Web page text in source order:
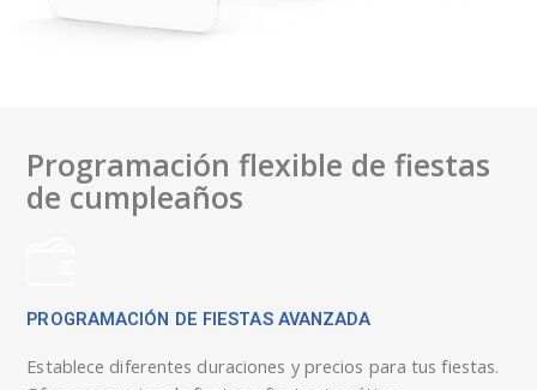
Programación flexible de fiestas
de cumpleaños
PROGRAMACIÓN DE FIESTAS AVANZADA
Establece diferentes duraciones y precios para tus fiestas.